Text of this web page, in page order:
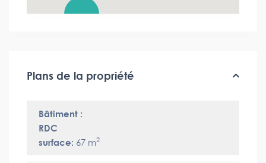
Plans de la propriété
Bâtiment :
RDC
surface: 67 m2